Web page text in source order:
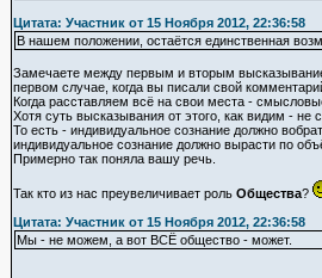
Цитата: Участник от 15 Ноября 2012, 22:36:58
В нашем положении, остаётся единственная
Замечаете между первым и вторым
первом случае, когда вы писали свой
Когда расставляем всё на свои места -
Хотя суть высказывания от этого, как видим - не
То есть - индивидуальное сознание должно
индивидуальное сознание должно вырасти по
Примерно так поняла вашу речь.
Так кто из нас преувеличивает роль Общества?
Цитата: Участник от 15 Ноября 2012, 22:36:58
Мы - не можем, а вот ВСЁ общество - может.